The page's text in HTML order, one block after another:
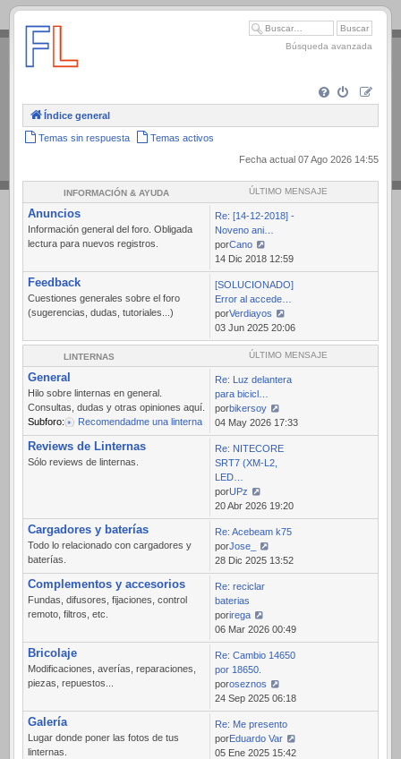
.
Búsqueda avanzada
Índice general
Temas sin respuesta
Temas activos
Fecha actual 07 Ago 2026 14:55
INFORMACIÓN & AYUDA ÚLTIMO MENSAJE
Anuncios
Información general del foro. Obligada
lectura para nuevos registros.
Re: [14-12-2018] -
Noveno ani…
porCano
Ver
último
mensaje
14 Dic 2018 12:59
Feedback
Cuestiones generales sobre el foro
(sugerencias, dudas, tutoriales...)
[SOLUCIONADO]
Error al accede…
porVerdiayos
Ver
último
mensaje
03 Jun 2025 20:06
LINTERNAS ÚLTIMO MENSAJE
General
Hilo sobre linternas en general.
Consultas, dudas y otras opiniones aquí.
Subforo:
Recomendadme una linterna
Re: Luz delantera
para bicicl…
porbikersoy
Ver
último
mensaje
04 May 2026 17:33
Reviews de Linternas
Sólo reviews de linternas.
Re: NITECORE
SRT7 (XM-L2,
LED…
porUPz
Ver
último
mensaje
20 Abr 2026 19:20
Cargadores y baterías
Todo lo relacionado con cargadores y
baterías.
Re: Acebeam k75
porJose_
Ver
último
mensaje
28 Dic 2025 13:52
Complementos y accesorios
Fundas, difusores, fijaciones, control
remoto, filtros, etc.
Re: reciclar
baterias
porirega
Ver
último
mensaje
06 Mar 2026 00:49
Bricolaje
Modificaciones, averías, reparaciones,
piezas, repuestos...
Re: Cambio 14650
por 18650.
poroseznos
Ver
último
mensaje
24 Sep 2025 06:18
Galería
Lugar donde poner las fotos de tus
linternas.
Re: Me presento
porEduardo Var
Ver
05 Ene 2025 15:42